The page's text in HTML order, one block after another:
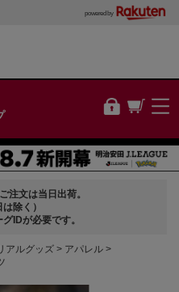
powered by
注文は当日出荷。
は除く）
IDが必要です。
アルグッズ
アパレル